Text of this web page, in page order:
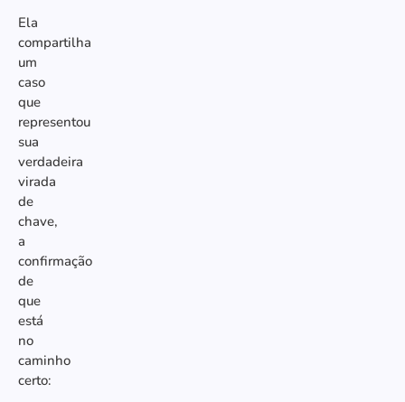
Ela
compartilha
um
caso
que
representou
sua
verdadeira
virada
de
chave,
a
confirmação
de
que
está
no
caminho
certo: